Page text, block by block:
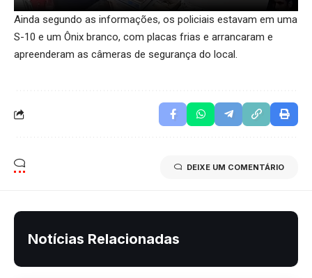
Ainda segundo as informações, os policiais estavam em uma
S-10 e um Ônix branco, com placas frias e arrancaram e
apreenderam as câmeras de segurança do local.
DEIXE UM COMENTÁRIO
Notícias Relacionadas